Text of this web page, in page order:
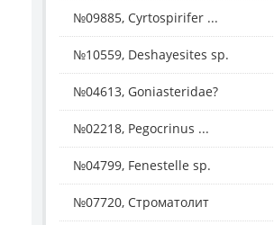
№09885, Cyrtospirifer ...
№10559, Deshayesites sp.
№04613, Goniasteridae?
№02218, Pegocrinus ...
№04799, Fenestelle sp.
№07720, Строматолит